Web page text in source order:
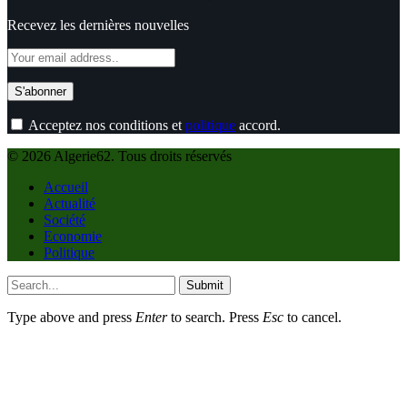
Recevez les dernières nouvelles
Acceptez nos conditions et politique accord.
© 2026 Algerie62. Tous droits réservés
Accueil
Actualité
Société
Economie
Politique
Submit
Type above and press Enterto search. Press Esc to cancel.